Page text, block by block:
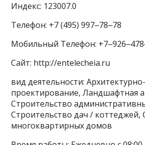
Индекс: 123007.0
Телефон: +7 (495) 997‒78‒78
Мобильный Телефон:
Сайт: http://entelecheia.ru
вид деятельности:
проектирование, Ландшафтная
Строительство
Строительство дач / коттеджей,
многоквартирных домов